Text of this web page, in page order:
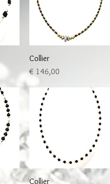
Schnellansicht
Collier
Preis
€ 146,00
Schnellansicht
Collier